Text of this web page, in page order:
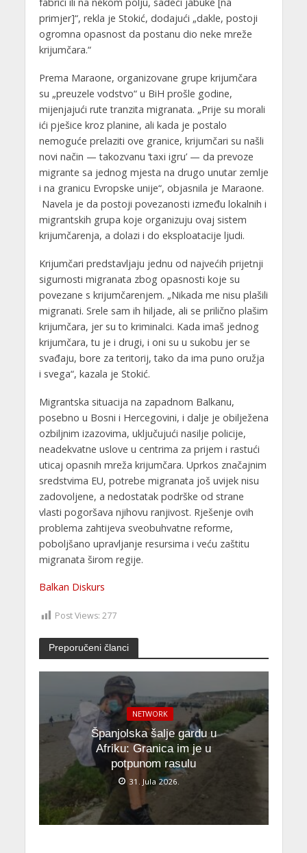
primjer]“, rekla je Stokić, dodajući „dakle, postoji
ogromna opasnost da postanu dio neke mreže
krijumčara.“
Prema Maraone, organizovane grupe krijumčara
su „preuzele vodstvo“ u BiH prošle godine,
mijenjajući rute tranzita migranata. „Prije su morali
ići pješice kroz planine, ali kada je postalo
nemoguće prelaziti ove granice, krijumčari su našli
novi način — takozvanu ‘taxi igru’ — da prevoze
migrante sa jednog mjesta na drugo unutar zemlje
i na granicu Evropske unije“, objasnila je Maraone.
Navela je da postoji povezanosti između lokalnih i
migrantskih grupa koje organizuju ovaj sistem
krijumčarenja, a dolazi i do eksploatacije ljudi.
Krijumčari predstavljaju jednu od najvećih prijetnji
sigurnosti migranata zbog opasnosti koje su
povezane s krijumčarenjem. „Nikada me nisu plašili
migranati. Srele sam ih hiljade, ali se prilično plašim
krijumčara, jer su to kriminalci. Kada imaš jednog
krijumčara, tu je i drugi, i oni su u sukobu jer se
svađaju, bore za teritorij, tako da ima puno oružja
i svega“, kazala je Stokić.
Migrantska situacija na zapadnom Balkanu,
posebno u Bosni i Hercegovini, i dalje je obilježena
ozbiljnim izazovima, uključujući nasilje policije,
neadekvatne uslove u centrima za prijem i rastući
uticaj opasnih mreža krijumčara. Uprkos značajnim
sredstvima EU, potrebe migranata još uvijek nisu
zadovoljene, a nedostatak podrške od strane
vlasti pogoršava njihovu ranjivost. Rješenje ovih
problema zahtijeva sveobuhvatne reforme,
poboljšano upravljanje resursima i veću zaštitu
migranata širom regije.
Balkan Diskurs
Post Views: 277
Preporučeni članci
NETWORK
Španjolska šalje gardu u
Afriku: Granica im je u
potpunom rasulu
31. Jula 2026.